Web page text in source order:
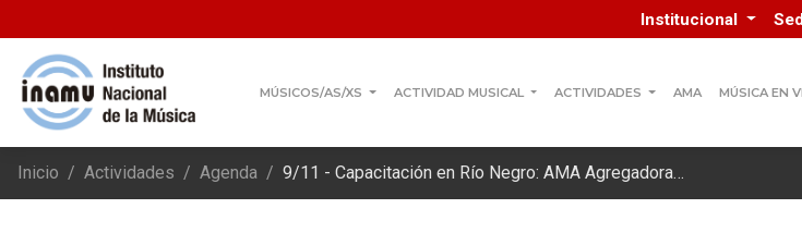
Institucional
MÚSICOS/AS/XS ACTIVIDAD MUSICAL ACTIVIDADES AMA MÚSICA EN
Inicio Actividades Agenda 9/11 - Capacitación en Río Negro: AMA Agregadora…